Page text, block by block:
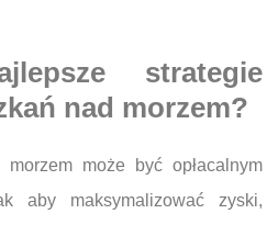
strategie
nad morzem?
może być opłacalnym
aby maksymalizować zyski,